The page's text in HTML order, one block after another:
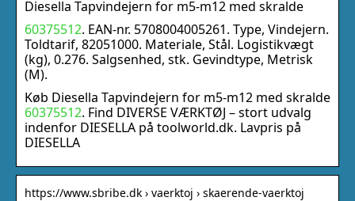
Diesella Tapvindejern for m5-m12 med skralde
60375512. EAN-nr. 5708004005261. Type, Vindejern.
Toldtarif, 82051000. Materiale, Stål. Logistikvægt
(kg), 0.276. Salgsenhed, stk. Gevindtype, Metrisk
(M).
Køb Diesella Tapvindejern for m5-m12 med skralde
60375512. Find DIVERSE VÆRKTØJ – stort udvalg
indenfor DIESELLA på toolworld.dk. Lavpris på
DIESELLA
https://www.sbribe.dk › vaerktoj › skaerende-vaerktoj